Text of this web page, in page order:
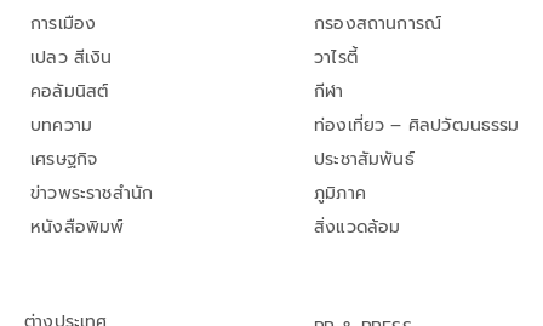
การเมือง
เปลว สีเงิน
คอลัมนิสต์
บทความ
เศรษฐกิจ
ข่าวพระราชสำนัก
หนังสือพิมพ์
กรองสถานการณ์
วาไรตี้
กีฬา
ท่องเที่ยว – ศิลปวัฒนธรรม
ประชาสัมพันธ์
ภูมิภาค
สิ่งแวดล้อม